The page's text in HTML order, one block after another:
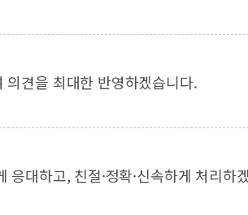
견을 최대한 반영하겠습니다.
대하고, 친절·정확·신속하게 처리하